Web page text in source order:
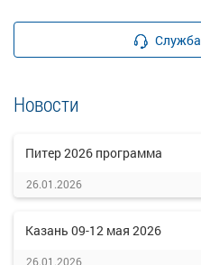
Новости
Питер 2026 программа
26.01.2026
Казань 09-12 мая 2026
26.01.2026